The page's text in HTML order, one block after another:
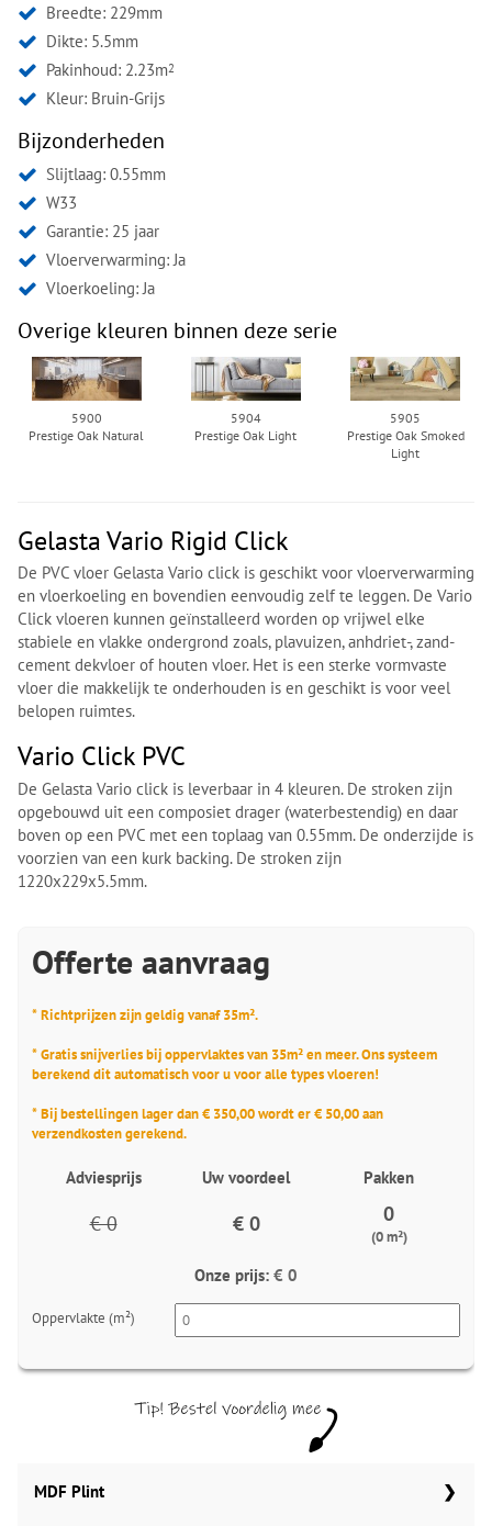
Breedte: 229mm
Dikte: 5.5mm
Pakinhoud: 2.23m2
Kleur: Bruin-Grijs
Bijzonderheden
Slijtlaag: 0.55mm
W33
Garantie: 25 jaar
Vloerverwarming: Ja
Vloerkoeling: Ja
Overige kleuren binnen deze serie
5900
Prestige Oak Natural
5904
Prestige Oak Light
5905
Prestige Oak Smoked
Light
Gelasta Vario Rigid Click
De PVC vloer Gelasta Vario click is geschikt voor vloerverwarming
en vloerkoeling en bovendien eenvoudig zelf te leggen. De Vario
Click vloeren kunnen geïnstalleerd worden op vrijwel elke
stabiele en vlakke ondergrond zoals, plavuizen, anhdriet-, zand-
cement dekvloer of houten vloer. Het is een sterke vormvaste
vloer die makkelijk te onderhouden is en geschikt is voor veel
belopen ruimtes.
Vario Click PVC
De Gelasta Vario click is leverbaar in 4 kleuren. De stroken zijn
opgebouwd uit een composiet drager (waterbestendig) en daar
boven op een PVC met een toplaag van 0.55mm. De onderzijde is
voorzien van een kurk backing. De stroken zijn
1220x229x5.5mm.
Offerte aanvraag
* Richtprijzen zijn geldig vanaf 35m².
* Gratis snijverlies bij oppervlaktes van 35m² en meer. Ons systeem
berekend dit automatisch voor u voor alle types vloeren!
* Bij bestellingen lager dan € 350,00 wordt er € 50,00 aan
verzendkosten gerekend.
Adviesprijs Uw voordeel Pakken
€ 0 € 0 0
(0 m²)
Onze prijs: € 0
Oppervlakte (m²)
MDF Plint